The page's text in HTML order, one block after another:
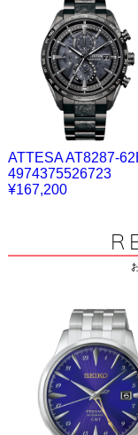
ATTESA AT8287-
4974375526723
¥167,200